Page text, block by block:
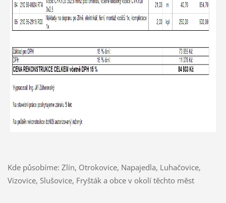
Kde působíme: Zlín, Otrokovice, Napajedla, Luhačovice,
Vizovice, Slušovice, Fryšták a obce v okolí těchto měst